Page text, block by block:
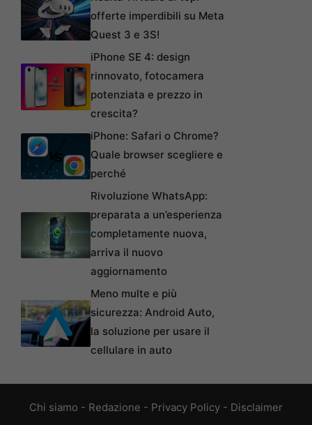
offerte imperdibili su Meta
Quest 3 e 3S!
iPhone SE 4: design
rinnovato, fotocamera
potenziata e prezzo in
crescita?
iPhone: Safari o Chrome?
Quale browser scegliere e
perché
Rivoluzione WhatsApp:
preparata a un’esperienza
completamente nuova,
arriva il nuovo
aggiornamento
Meno multe e più
sicurezza: Android Auto,
la soluzione per usare il
cellulare in auto
Chi siamo - Redazione - Privacy Policy - Disclaimer